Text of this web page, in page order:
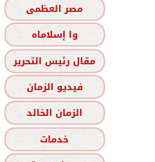
مصر العظمى
وا إسلاماه
مقال رئيس التحرير
فيديو الزمان
الزمان الخالد
خدمات